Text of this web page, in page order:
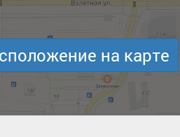
на карте